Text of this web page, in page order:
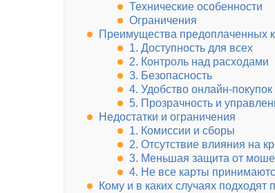
Технические особенности
Ограничения
Преимущества предоплаченных
1. Доступность для всех
2. Контроль над расходами
3. Безопасность
4. Удобство онлайн-покупок
5. Прозрачность и
Недостатки и ограничения
1. Комиссии и сборы
2. Отсутствие влияния на
3. Меньшая защита от
4. Не все карты
Кому и в каких случаях